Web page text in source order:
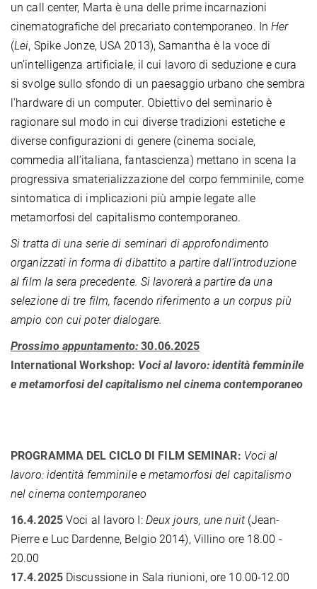
un call center, Marta è una delle prime incarnazioni
cinematografiche del precariato contemporaneo. InHer
(Lei, Spike Jonze, USA 2013), Samantha è la voce di
un’intelligenza artificiale, il cui lavoro di seduzione e cura
si svolge sullo sfondo di un paesaggio urbano che sembra
l'hardware di un computer. Obiettivo del seminario è
ragionare sul modo in cui diverse tradizioni estetiche e
diverse configurazioni di genere (cinema sociale,
commedia all’italiana, fantascienza) mettano in scena la
progressiva smaterializzazione del corpo femminile, come
sintomatica di implicazioni più ampie legate alle
metamorfosi del capitalismo contemporaneo.
Si tratta di una serie di seminari di approfondimento
organizzati in forma di dibattito a partire dall’introduzione
al film la sera precedente. Si lavorerà a partire da una
selezione di tre film, facendo riferimento a un corpus più
ampio con cui poter dialogare.
Prossimo appuntamento:30.06.2025
International Workshop: Voci al lavoro: identità femminile
e metamorfosi del capitalismo nel cinema contemporaneo
PROGRAMMA DEL CICLO DI FILM SEMINAR: Voci al
lavoro: identità femminile e metamorfosi del capitalismo
nel cinema contemporaneo
16.4.2025 Voci al lavoro I: Deux jours, une nuit (Jean-
Pierre e Luc Dardenne, Belgio 2014), Villino ore 18.00 -
20.00
17.4.2025Discussione in Sala riunioni, ore 10.00-12.00